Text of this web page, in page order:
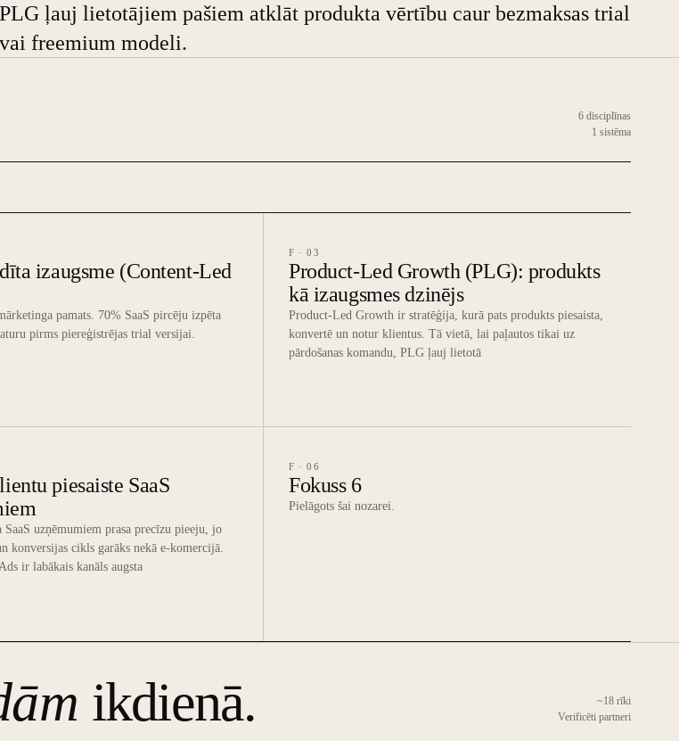
PLG ļauj lietotājiem pašiem atklāt produkta vērtību caur bezmaksas trial
vai freemium modeli.
6 disciplīnas
1 sistēma
izaugsme (Content-Led
pamats. 70% SaaS pircēju izpēta
pirms piereģistrējas trial versijai.
F · 03
Product-Led Growth (PLG): produkts
kā izaugsmes dzinējs
Product-Led Growth ir stratēģija, kurā pats produkts piesaista,
konvertē un notur klientus. Tā vietā, lai paļautos tikai uz
pārdošanas komandu, PLG ļauj lietotā
piesaiste SaaS
SaaS uzņēmumiem prasa precīzu pieeju, jo
konversijas cikls garāks nekā e-komercijā.
ir labākais kanāls augsta
F · 06
Fokuss 6
Pielāgots šai nozarei.
ikdienā.
~18 rīki
Verificēti partneri